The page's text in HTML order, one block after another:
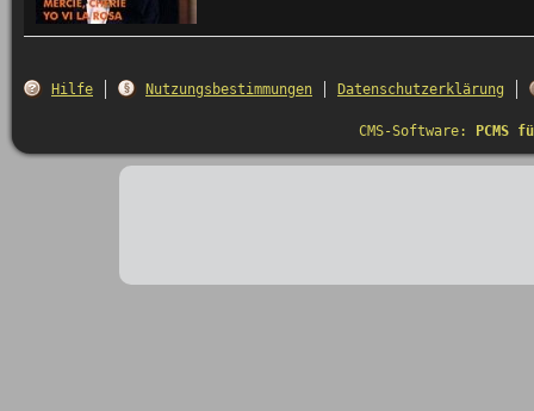
Hilfe Nutzungsbestimmungen Datenschutzerklärung
CMS-Software: PCMS